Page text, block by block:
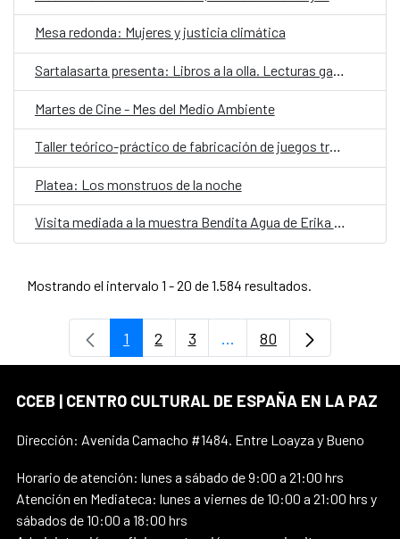
Mesa redonda: Mujeres y justicia climática
Sartalasarta presenta: Libros a la olla. Lecturas gastronómicas a domicilio
Martes de Cine - Mes del Medio Ambiente
Taller teórico-práctico de fabricación de juegos tradicionales
Platea: Los monstruos de la noche
Visita mediada a la muestra Bendita Agua de Erika Ewel
Mostrando el intervalo 1 - 20 de 1.584 resultados.
Página
1 Página
2 Página
3 ...Páginas intermedias
Página
80
CCEB | CENTRO CULTURAL DE ESPAÑA EN LA PAZ
Dirección: Avenida Camacho #1484. Entre Loayza y Bueno
Horario de atención: lunes a sábado de 9:00 a 21:00 hrs
Atención en Mediateca: lunes a viernes de 10:00 a 21:00 hrs y
sábados de 10:00 a 18:00 hrs